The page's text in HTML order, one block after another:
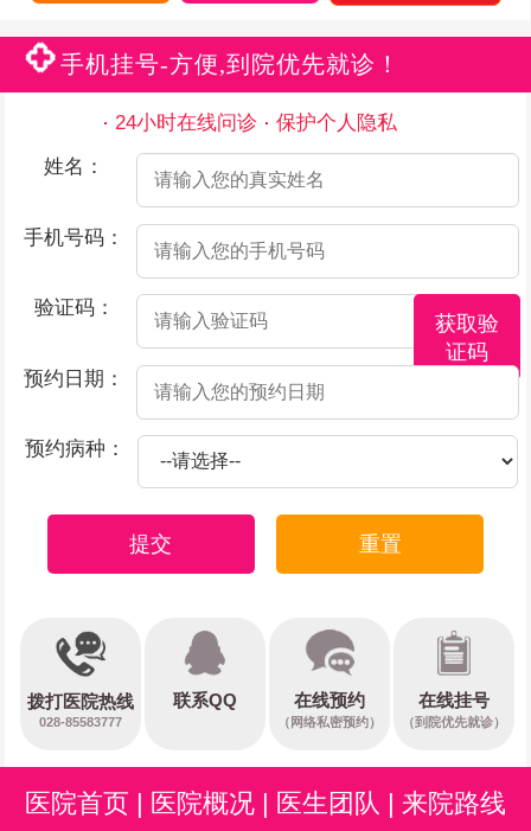
手机挂号-方便,到院优先就诊！
24小时在线问诊
保护个人隐私
姓名：
手机号码：
验证码：
获取验
证码
预约日期：
预约病种：
提交 重置
拨打医院热线
028-85583777
联系QQ 在线预约
（网络私密预约）
在线挂号
（到院优先就诊）
医院首页 | 医院概况 | 医生团队 | 来院路线